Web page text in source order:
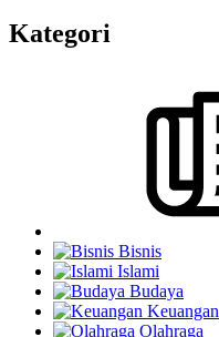
Kategori
Bisnis
Islami
Budaya
Keuangan
Olahraga